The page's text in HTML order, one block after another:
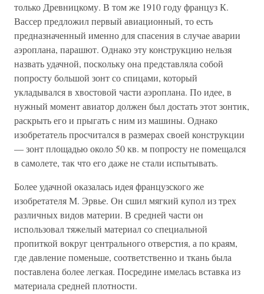
только Древницкому. В том же 1910 году француз К.
Вассер предложил первый авиационный, то есть
предназначенный именно для спасения в случае аварии
аэроплана, парашют. Однако эту конструкцию нельзя
назвать удачной, поскольку она представляла собой
попросту большой зонт со спицами, который
укладывался в хвостовой части аэроплана. По идее, в
нужный момент авиатор должен был достать этот зонтик,
раскрыть его и прыгать с ним из машины. Однако
изобретатель просчитался в размерах своей конструкции
— зонт площадью около 50 кв. м попросту не помещался
в самолете, так что его даже не стали испытывать.
Более удачной оказалась идея французского же
изобретателя М. Эрвье. Он сшил мягкий купол из трех
различных видов материи. В средней части он
использовал тяжелый материал со специальной
пропиткой вокруг центрального отверстия, а по краям,
где давление поменьше, соответственно и ткань была
поставлена более легкая. Посредине имелась вставка из
материала средней плотности.